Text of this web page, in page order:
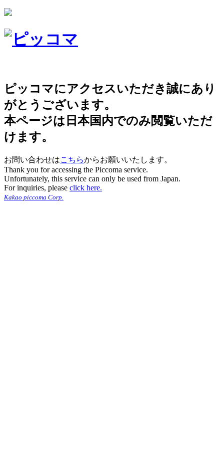
ピッコマにアクセスいただき誠にあり
がとうございます。
本ページは日本国内でのみ閲覧いただ
けます。
お問い合わせはこちらからお願いいたします。
Thank you for accessing the Piccoma service.
Unfortunately, this service can only be used from Japan.
For inquiries, please click here.
Kakao piccoma Corp.